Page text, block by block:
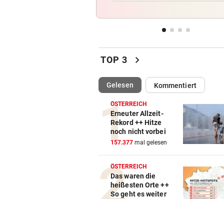
Kanal zu trinken
frischer Tat ertappt
PROJEKT IN OHLSDORF
19 Hektar Wald gerodet:
jetzt ungültig?
FEUER BEI SOLARANLAGE: vor
Rascher und massiver
verhinderte Großbrand
TOP 3 chevron_right
Gelesen(ausgewählt)Kommentiert
ÖSTERREICH
Erneuter Allzeit-
Rekord ++ Hitze
noch nicht vorbei
157.377 mal gelesen
ÖSTERREICH
Das waren die
heißesten Orte ++
So geht es weiter